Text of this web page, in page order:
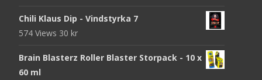
Chili Klaus Dip - Vindstyrka 7
574 Views 30 kr
Brain Blasterz Roller Blaster Storpack - 10 x
60 ml